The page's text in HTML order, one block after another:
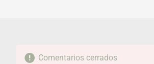
Comentarios cerrados